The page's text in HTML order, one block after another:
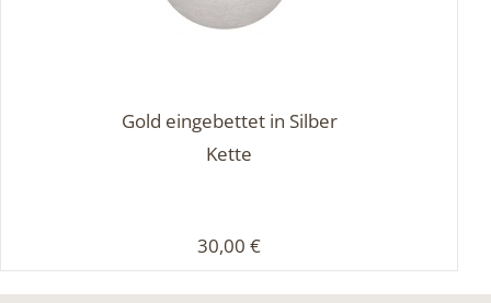
Gold eingebettet in Silber
Kette
Regulärer Preis:
30,00 €